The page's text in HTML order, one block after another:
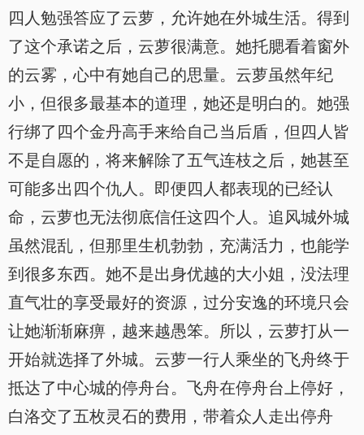
四人勉强答应了云萝，允许她在外城生活。得到
了这个承诺之后，云萝很满意。她托腮看着窗外
的云雾，心中有她自己的思量。云萝虽然年纪
小，但很多最基本的道理，她还是明白的。她强
行绑了四个金丹高手来给自己当后盾，但四人皆
不是自愿的，将来解除了五气连枝之后，她甚至
可能多出四个仇人。即便四人都表现的已经认
命，云萝也无法彻底信任这四个人。追风城外城
虽然混乱，但那里生机勃勃，充满活力，也能学
到很多东西。她不是出身优越的大小姐，没法理
直气壮的享受最好的资源，过分安逸的环境只会
让她渐渐麻痹，越来越愚笨。所以，云萝打从一
开始就选择了外城。云萝一行人乘坐的飞舟终于
抵达了中心城的停舟台。飞舟在停舟台上停好，
白洛交了五枚灵石的费用，带着众人走出停舟